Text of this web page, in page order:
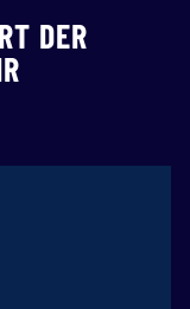
DER